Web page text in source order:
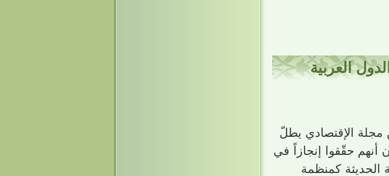
من الدول العربية
نادر الشيخ الغنيمي منشور في العدد (98) من مجلة الإقتصادي يطلّ
حقّقوا إنجازاً في
الحديثة كمنظمة